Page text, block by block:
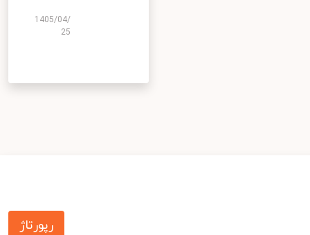
1405/04/
25
رپورتاژ